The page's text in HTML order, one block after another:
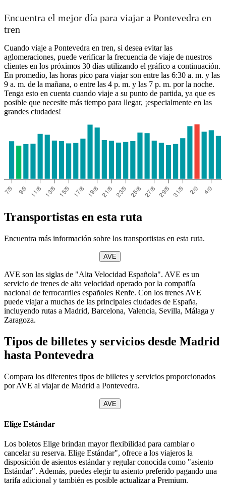
Encuentra el mejor día para viajar a Pontevedra en
tren
Cuando viaje a Pontevedra en tren, si desea evitar las
aglomeraciones, puede verificar la frecuencia de viaje de nuestros
clientes en los próximos 30 días utilizando el gráfico a continuación.
En promedio, las horas pico para viajar son entre las 6:30 a. m. y las
9 a. m. de la mañana, o entre las 4 p. m. y las 7 p. m. por la noche.
Tenga esto en cuenta cuando viaje a su punto de partida, ya que es
posible que necesite más tiempo para llegar, ¡especialmente en las
grandes ciudades!
Transportistas en esta ruta
Encuentra más información sobre los transportistas en esta ruta.
AVE
AVE son las siglas de "Alta Velocidad Española". AVE es un
servicio de trenes de alta velocidad operado por la compañía
nacional de ferrocarriles españoles Renfe. Con los trenes AVE
puede viajar a muchas de las principales ciudades de España,
incluyendo rutas a Madrid, Barcelona, Valencia, Sevilla, Málaga y
Zaragoza.
Tipos de billetes y servicios desde Madrid
hasta Pontevedra
Compara los diferentes tipos de billetes y servicios proporcionados
por AVE al viajar de Madrid a Pontevedra.
AVE
Elige Estándar
Los boletos Elige brindan mayor flexibilidad para cambiar o
cancelar su reserva. Elige Estándar", ofrece a los viajeros la
disposición de asientos estándar y regular conocida como "asiento
Estándar". Además, puedes elegir tu asiento preferido pagando una
tarifa adicional y también es posible actualizar a Premium.